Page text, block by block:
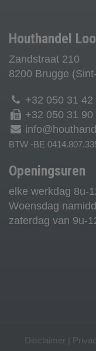
Houthandel
Zandstraat 210
8200 Brugge
+32 050 31 42
+32 050 31 90
BTW -BE
Openingsuren
elke werkdag 8u-
Woensdag
zaterdag van 9u-
Disclaimer